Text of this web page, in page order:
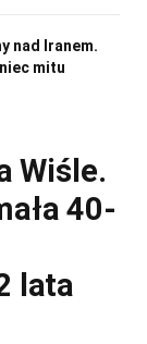
nad Iranem.
mitu
Wiśle.
40-
lata